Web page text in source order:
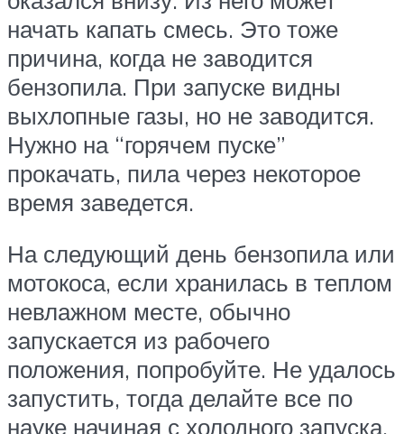
начать капать смесь. Это тоже
причина, когда не заводится
бензопила. При запуске видны
выхлопные газы, но не заводится.
Нужно на “горячем пуске”
прокачать, пила через некоторое
время заведется.
На следующий день бензопила или
мотокоса, если хранилась в теплом
невлажном месте, обычно
запускается из рабочего
положения, попробуйте. Не удалось
запустить, тогда делайте все по
науке начиная с холодного запуска.